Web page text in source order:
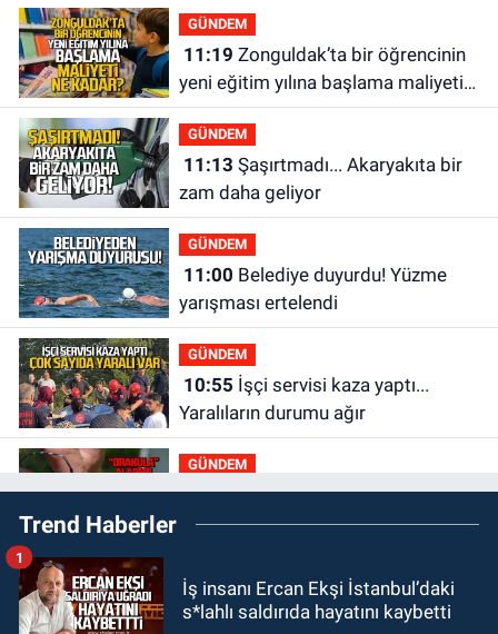
GÜNDEM
11:19
yeni eğitim yılına başlama maliyeti
ne kadar?
GÜNDEM
11:13
zam daha geliyor
GÜNDEM
11:00
yarışması ertelendi
GÜNDEM
10:55
Yaralıların durumu ağır
GÜNDEM
10:06“Drakula” alarmı! Zonguldak,
Bartın ve Düzce tehdit altında
09:52
Trend Haberler
İş insanı Ercan Ekşi İstanbul’daki
s*lahlı saldırıda hayatını kaybetti
1